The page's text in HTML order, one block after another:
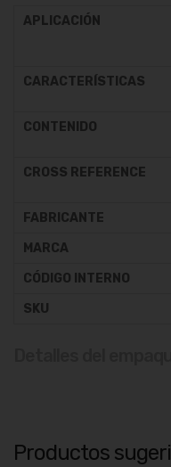
APLICACIÓN
CARACTERÍSTICAS
CONTENIDO
CROSS REFERENCE
FABRICANTE
MARCA
CÓDIGO INTERNO
SKU
Productos